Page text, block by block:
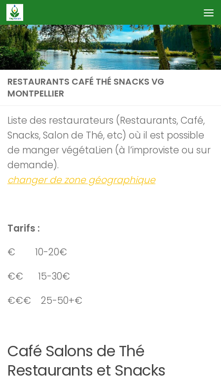
Skip to content
RESTAURANTS CAFÉ THÉ SNACKS VG
MONTPELLIER
Liste des restaurateurs (Restaurants, Café,
Snacks, Salon de Thé, etc) où il est possible
de manger végétaLien (à l’improviste ou sur
demande).
changer de zone géographique
Tarifs :
€ 10-20€
€€ 15-30€
€€€ 25-50+€
Café Salons de Thé
Restaurants et Snacks